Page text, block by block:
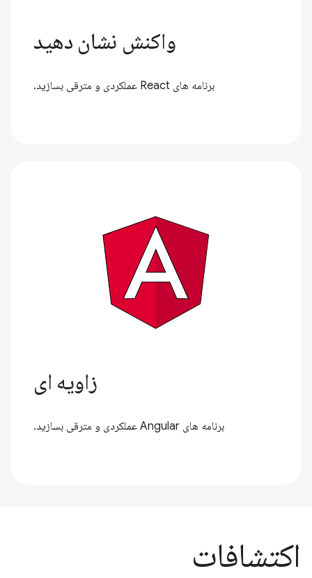
واکنش نشان دهید
برنامه های React عملکردی و مترقی بسازید.
زاویه ای
برنامه های Angular عملکردی و مترقی بسازید.
اکتشافات